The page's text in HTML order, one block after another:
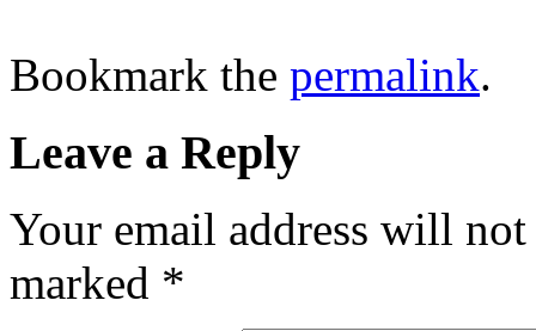
Bookmark the permalink.
Leave a Reply
Your email address will
marked *